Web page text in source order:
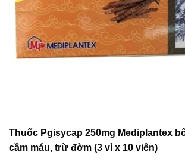
Thuốc Pgisycap 250mg Mediplantex
cầm máu, trừ đờm (3 vỉ x 10 viên)